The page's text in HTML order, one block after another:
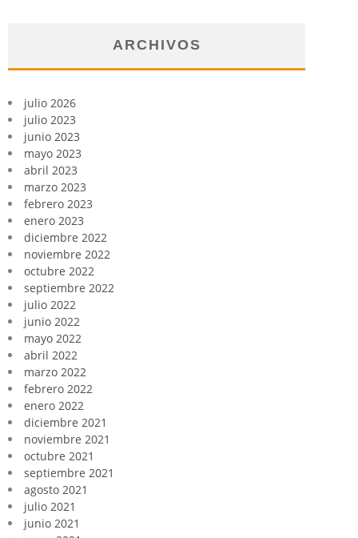
ARCHIVOS
julio 2026
julio 2023
junio 2023
mayo 2023
abril 2023
marzo 2023
febrero 2023
enero 2023
diciembre 2022
noviembre 2022
octubre 2022
septiembre 2022
julio 2022
junio 2022
mayo 2022
abril 2022
marzo 2022
febrero 2022
enero 2022
diciembre 2021
noviembre 2021
octubre 2021
septiembre 2021
agosto 2021
julio 2021
junio 2021